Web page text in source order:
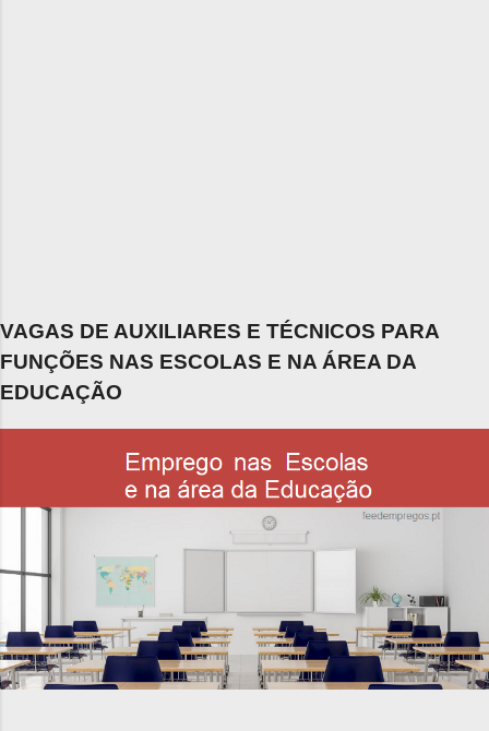
VAGAS DE AUXILIARES E TÉCNICOS PARA
FUNÇÕES NAS ESCOLAS E NA ÁREA DA
EDUCAÇÃO